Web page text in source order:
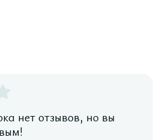
нет отзывов, но вы